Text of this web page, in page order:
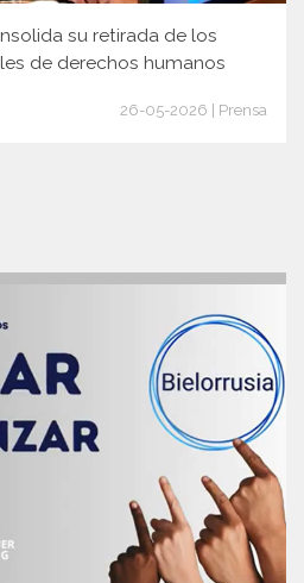
su retirada de los
de derechos humanos
26-05-2026 | Prensa